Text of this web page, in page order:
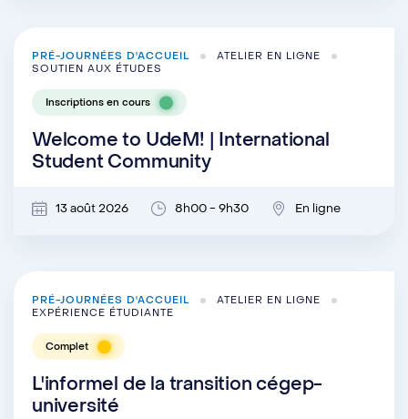
PRÉ-JOURNÉES D'ACCUEIL
ATELIER EN LIGNE
SOUTIEN AUX ÉTUDES
Inscriptions en cours
Welcome to UdeM! | International
Student Community
13 août 2026 8h00 - 9h30 En ligne
PRÉ-JOURNÉES D'ACCUEIL
ATELIER EN LIGNE
EXPÉRIENCE ÉTUDIANTE
Complet
L'informel de la transition cégep-
université